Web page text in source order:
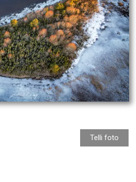
Telli foto